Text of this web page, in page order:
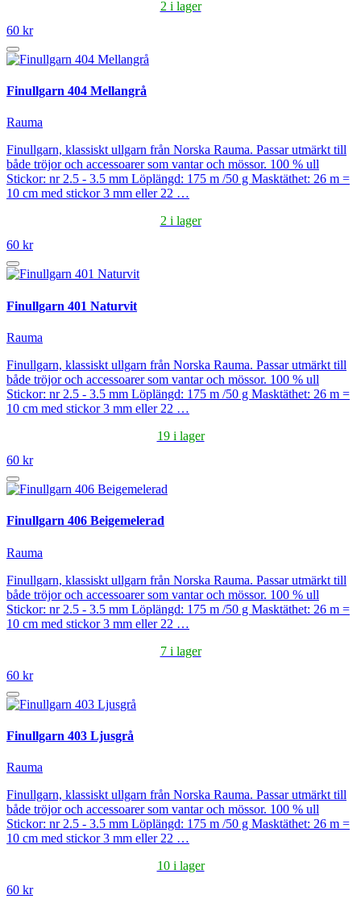
2 i lager
60 kr
Finullgarn 404 Mellangrå
Rauma
Finullgarn, klassiskt ullgarn från Norska Rauma. Passar utmärkt till
både tröjor och accessoarer som vantar och mössor. 100 % ull
Stickor: nr 2.5 - 3.5 mm Löplängd: 175 m /50 g Masktäthet: 26 m =
10 cm med stickor 3 mm eller 22 …
2 i lager
60 kr
Finullgarn 401 Naturvit
Rauma
Finullgarn, klassiskt ullgarn från Norska Rauma. Passar utmärkt till
både tröjor och accessoarer som vantar och mössor. 100 % ull
Stickor: nr 2.5 - 3.5 mm Löplängd: 175 m /50 g Masktäthet: 26 m =
10 cm med stickor 3 mm eller 22 …
19 i lager
60 kr
Finullgarn 406 Beigemelerad
Rauma
Finullgarn, klassiskt ullgarn från Norska Rauma. Passar utmärkt till
både tröjor och accessoarer som vantar och mössor. 100 % ull
Stickor: nr 2.5 - 3.5 mm Löplängd: 175 m /50 g Masktäthet: 26 m =
10 cm med stickor 3 mm eller 22 …
7 i lager
60 kr
Finullgarn 403 Ljusgrå
Rauma
Finullgarn, klassiskt ullgarn från Norska Rauma. Passar utmärkt till
både tröjor och accessoarer som vantar och mössor. 100 % ull
Stickor: nr 2.5 - 3.5 mm Löplängd: 175 m /50 g Masktäthet: 26 m =
10 cm med stickor 3 mm eller 22 …
10 i lager
60 kr